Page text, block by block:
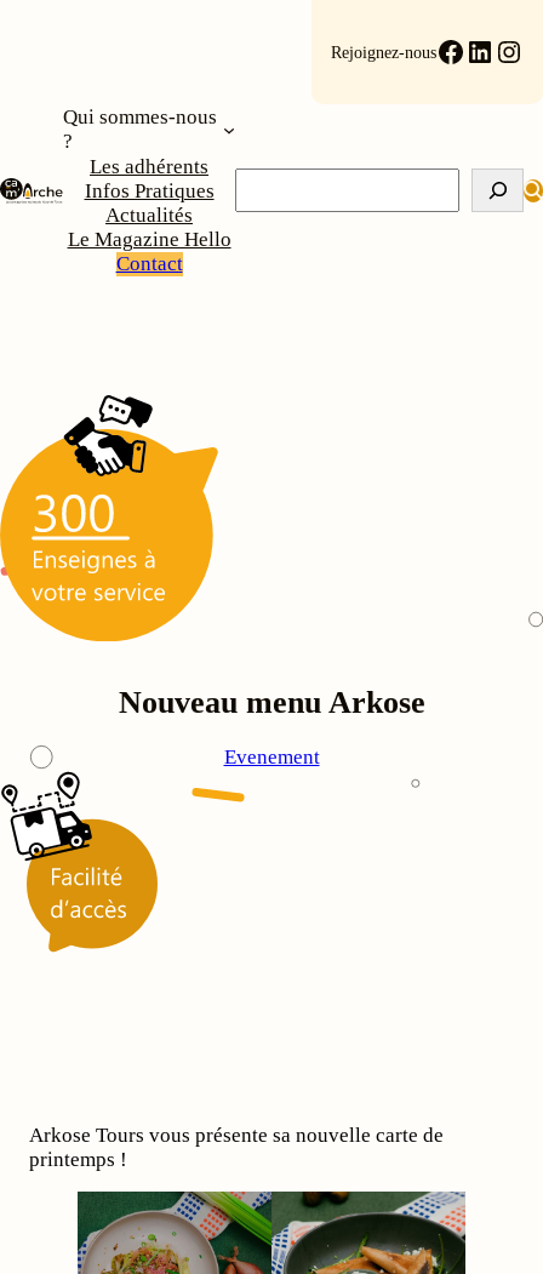
Rejoignez-nous
Qui sommes-nous
?
Les adhérents
Infos Pratiques
Actualités
Le Magazine Hello
Contact
Nouveau menu Arkose
Evenement
Arkose Tours vous présente sa nouvelle carte de
printemps !